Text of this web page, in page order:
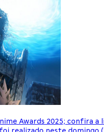
Awards 2025; confira a